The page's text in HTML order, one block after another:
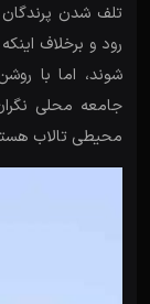
تلف شدن
رود و برخلاف
شوند، اما با
جامعه محلی
محیطی تالاب